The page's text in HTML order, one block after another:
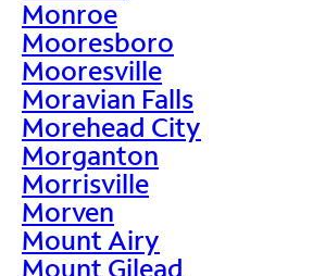
Monroe
Mooresboro
Mooresville
Moravian Falls
Morehead City
Morganton
Morrisville
Morven
Mount Airy
Mount Gilead